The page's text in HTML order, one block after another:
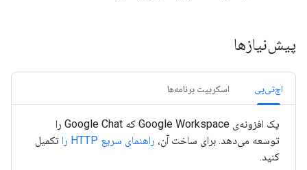
پیش‌نیازها
اچ‌تی‌پی اسکریپت برنامه‌ها
یک افزونه‌ی Google Workspace که Google Chat را
توسعه می‌دهد. برای ساخت آن، راهنمای سریع HTTP را
تکمیل
کنید.